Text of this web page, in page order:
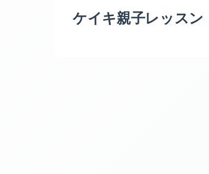
ケイキ親子レッスン